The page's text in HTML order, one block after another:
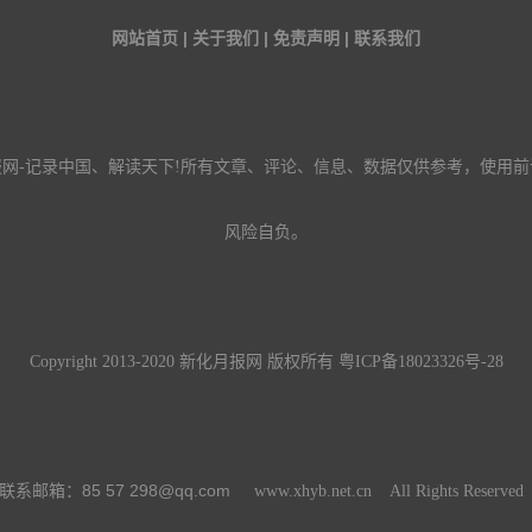
网站首页 | 关于我们 | 免责声明 | 联系我们
-记录中国、解读天下!所有文章、评论、信息、数据仅供参考，使用前
风险自负。
Copyright 2013-2020 新化月报网 版权所有 粤ICP备18023326号-28
联系邮箱： 85 57 298@qq.com www.xhyb.net.cn All Rights Reserved